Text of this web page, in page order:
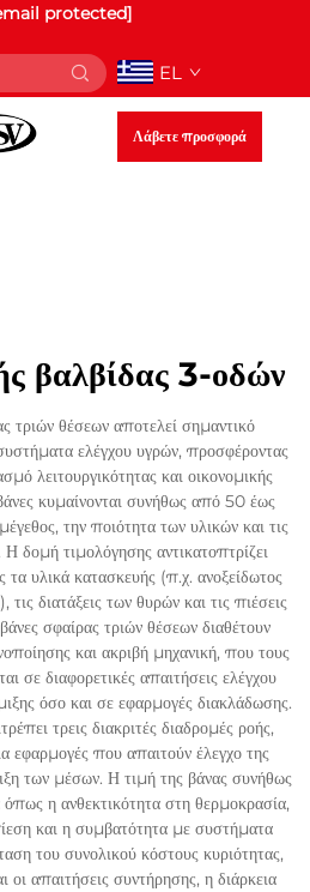
protected]
EL
Λάβετε προσφορά
βαλβίδας 3-οδών
τριών θέσεων αποτελεί σημαντικό
ελέγχου υγρών, προσφέροντας
λειτουργικότητας και οικονομικής
κυμαίνονται συνήθως από 50 έως
την ποιότητα των υλικών και τις
δομή τιμολόγησης αντικατοπτρίζει
υλικά κατασκευής (π.χ. ανοξείδωτος
διατάξεις των θυρών και τις πιέσεις
σφαίρας τριών θέσεων διαθέτουν
και ακριβή μηχανική, που τους
σε διαφορετικές απαιτήσεις ελέγχου
όσο και σε εφαρμογές διακλάδωσης.
τρεις διακριτές διαδρομές ροής,
εφαρμογές που απαιτούν έλεγχο της
των μέσων. Η τιμή της βάνας συνήθως
όπως η ανθεκτικότητα στη θερμοκρασία,
και η συμβατότητα με συστήματα
του συνολικού κόστους κυριότητας,
οι απαιτήσεις συντήρησης, η διάρκεια